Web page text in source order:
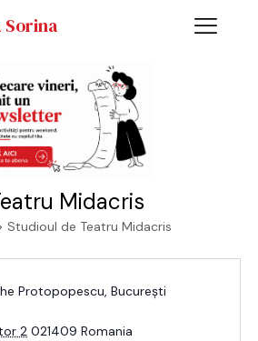
Sorina
Midacris
Studioul de Teatru Midacris
Protopopescu, București
2 021409 Romania